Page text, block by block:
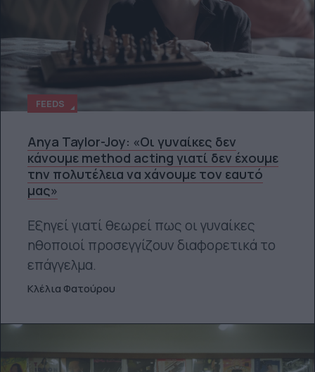
FEEDS
Anya Taylor-Joy: «Οι γυναίκες δεν
κάνουμε method acting γιατί δεν έχουμε
την πολυτέλεια να χάνουμε τον εαυτό
μας»
Εξηγεί γιατί θεωρεί πως οι γυναίκες
ηθοποιοί προσεγγίζουν διαφορετικά το
επάγγελμα.
Κλέλια Φατούρου